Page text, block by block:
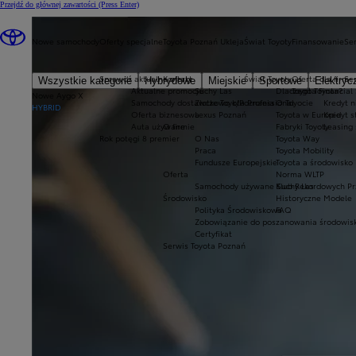
Przejdź do głównej zawartości (Press Enter)
Wszystkie kategorie Hybrydowe Miejskie Sportowe
Nowe Aygo X
HYBRID
Oferty specjalne
Sprawdź aktualne oferty
Aktualne promocje
Samochody dostawcze Toyota Professional
Oferta biznesowa
Auta używane
Rok potęgi 8 premier
Toyota Poznań Ukleja
Kontakt
Suchy Las
Złotkowo k/Poznania
Lexus Poznań
O firmie
O Nas
Praca
Fundusze Europejskie
Oferta
Samochody używane Suchy Las
Środowisko
Polityka Środowiskowa
Zobowiązanie do poszanowania
Certyfikat
Serwis Toyota Poznań
Świat Toyoty
Świat Toyoty
Dlaczego Toyota?
O Toyocie
Toyota w Europie
Fabryki Toyoty
Toyota Way
Toyota Mobility
Toyota a środowisko
Norma WLTP
Klub Rekordowych
Historyczne Modele
FAQ
Finansowanie
Oferta dla firm
Toyota Financial
Kredyt
Kredyt
Leasing